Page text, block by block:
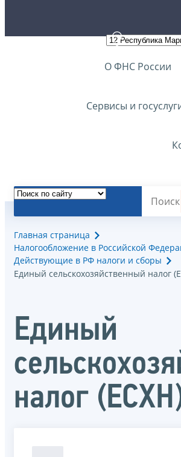
О ФНС России
Сервисы и
Главная страница
Налогообложение в Российской
Действующие в РФ налоги и сборы
Единый сельскохозяйственный налог
Единый
налог